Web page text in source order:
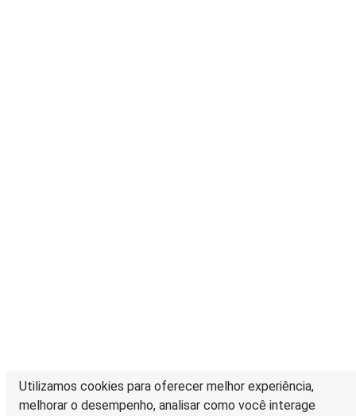
Utilizamos cookies para oferecer melhor experiência,
melhorar o desempenho, analisar como você interage